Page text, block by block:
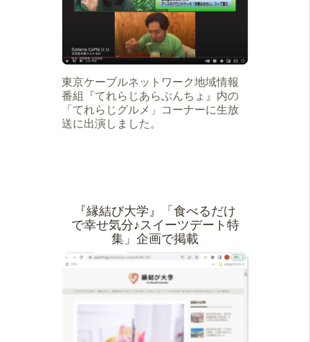
東京ケーブルネットワーク地域情報
番組『てれらじあらぶんちょ』内の
「てれらじグルメ」コーナーに生放
送に出演しました。
『縁結び大学』「食べるだけ
で幸せ気分♪スイーツデート特
集」企画で掲載